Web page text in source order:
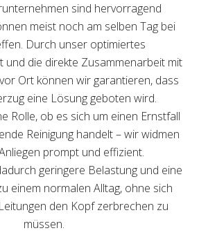
sind hervorragend
meist noch am selben Tag bei
Durch unser optimiertes
und die direkte Zusammenarbeit mit
Ort können wir garantieren, dass
eine Lösung geboten wird.
Rolle, ob es sich um einen Ernstfall
Reinigung handelt – wir widmen
prompt und effizient.
geringere Belastung und eine
einem normalen Alltag, ohne sich
den Kopf zerbrechen zu
müssen.